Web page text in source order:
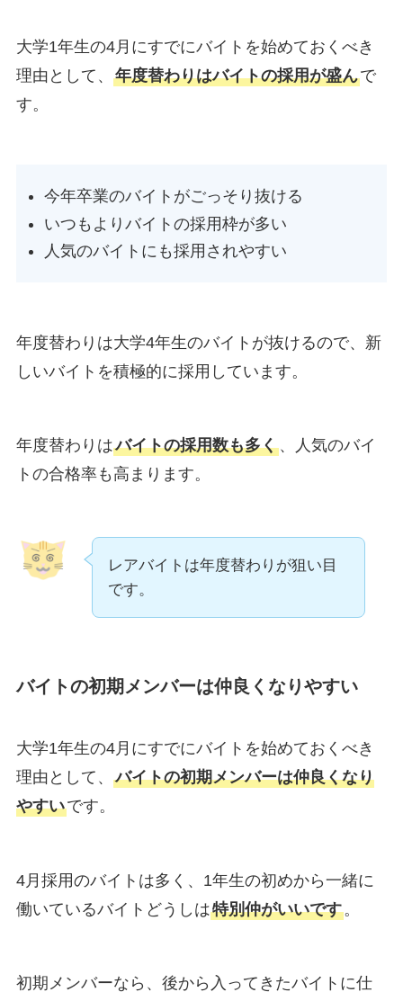
大学1年生の4月にすでにバイトを始めておくべき
理由として、 年度替わりはバイトの採用が盛んで
す。
今年卒業のバイトがごっそり抜ける
いつもよりバイトの採用枠が多い
人気のバイトにも採用されやすい
年度替わりは大学4年生のバイトが抜けるので、新
しいバイトを積極的に採用しています。
年度替わりはバイトの採用数も多く、人気のバイ
トの合格率も高まります。
レアバイトは年度替わりが狙い目
です。
バイトの初期メンバーは仲良くなりやすい
大学1年生の4月にすでにバイトを始めておくべき
理由として、 バイトの初期メンバーは仲良くなり
やすいです。
4月採用のバイトは多く、1年生の初めから一緒に
働いているバイトどうしは特別仲がいいです。
初期メンバーなら、後から入ってきたバイトに仕